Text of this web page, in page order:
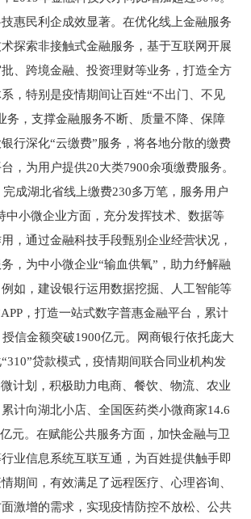
民利企成效显著。在优化线上金融服务
探索非接触式金融服务，基于互联网开展
、跨境金融、投资理财等业务，打造全方
，特别是疫情期间让百姓“不出门、不见
务，支撑金融服务不断、质量不降、保障
行深化“云缴费”服务，将各地分散的缴费
，为用户提供20大类7900余项缴费服务。
成湖北省线上缴费230多万笔，服务用户
中小微企业方面，充分发挥技术、数据等
，通过金融科技手段甄别企业经营状况，
，为中小微企业“输血供氧”，助力纾解融
如，建设银行运用数据挖掘、人工智能等
，打造一站式数字普惠金融平台，累计
信金额突破1900亿元。网商银行依托庞大
贷款模式，疫情期间联合同业机构发
计划，积极助力电商、餐饮、物流、农业
计向湖北小店、全国医药类小微商家14.6
元。在赋能公共服务方面，加快金融与卫
业信息系统互联互通，为百姓提供触手即
期间，有效满足了远程医疗、心理咨询、
激增的需求，实现疫情防控不放松、公共